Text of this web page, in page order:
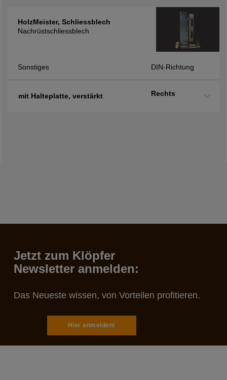
HolzMeister, Schliessblech
Nachrüstschliessblech
Sonstiges DIN-Richtung
mit Halteplatte, verstärkt Rechts
Jetzt zum Klöpfer
Newsletter anmelden:
Das Neueste wissen, von Vorteilen profitieren.
Hier anmelden!